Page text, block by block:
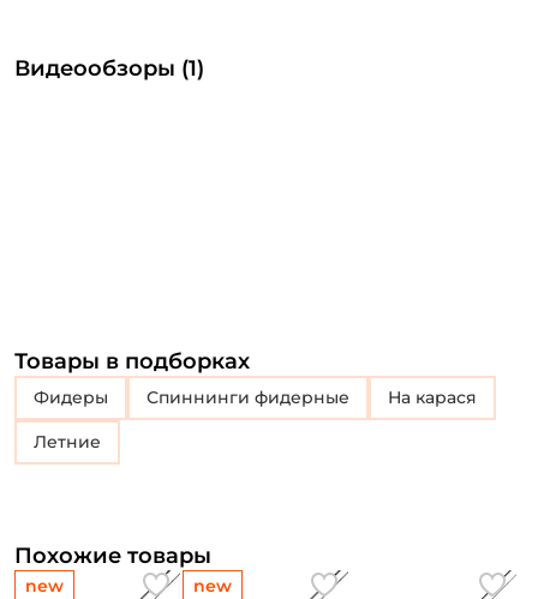
Видеообзоры (1)
Товары в подборках
Фидеры Спиннинги фидерные На карася
Летние
Похожие товары
new new